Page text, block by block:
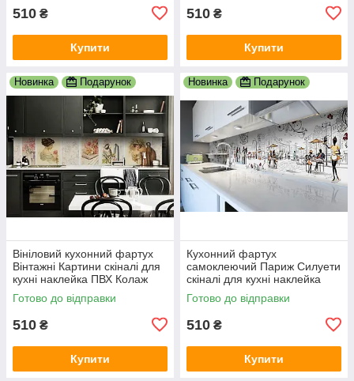
510 ₴
Купити
510 ₴
Купити
Новинка Подарунок
Вініловий кухонний фартух
Вінтажні Картини скіналі для
кухні наклейка ПВХ Колаж
Люди Бежевий 600х2000 мм
Готово до відправки
510 ₴
Купити
Новинка Подарунок
Кухонний фартух
самоклеючий Париж Силуети
скіналі для кухні наклейка
ПВХ люди мальований
вулиця 600х2000 мм
Готово до відправки
510 ₴
Купити